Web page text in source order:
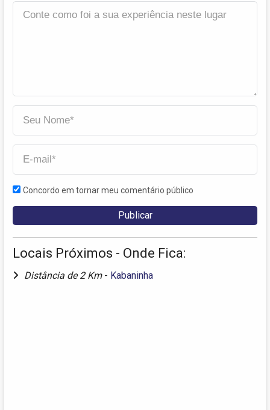
Concordo em tornar meu comentário público
Locais Próximos - Onde Fica:
Distância de 2 Km - Kabaninha